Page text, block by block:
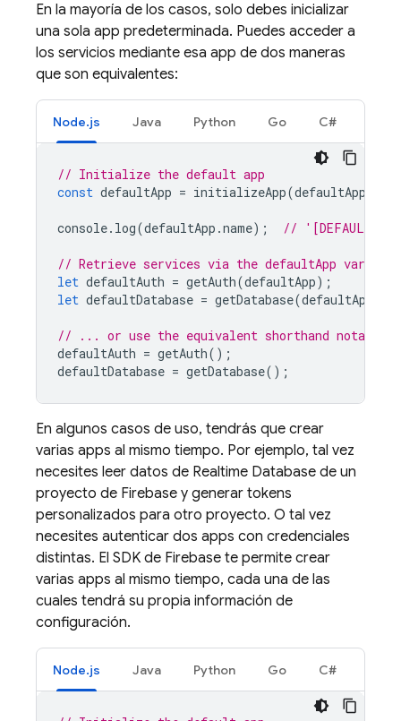
En la mayoría de los casos, solo debes inicializar
una sola app predeterminada. Puedes acceder a
los servicios mediante esa app de dos maneras
que son equivalentes:
Node.js Java Python Go C#
// Initialize the default app
const defaultApp = initializeApp(
console. log(defaultApp .name); // '[DEFAULT]'
// Retrieve services via the defaultApp
let defaultAuth = getAuth(defaultApp);
let defaultDatabase = getDatabase(defaultApp
// ... or use the equivalent shorthand notation
defaultAuth = getAuth();
defaultDatabase = getDatabase();
En algunos casos de uso, tendrás que crear
varias apps al mismo tiempo. Por ejemplo, tal vez
necesites leer datos de Realtime Database de un
proyecto de Firebase y generar tokens
personalizados para otro proyecto. O tal vez
necesites autenticar dos apps con credenciales
distintas. El SDK de Firebase te permite crear
varias apps al mismo tiempo, cada una de las
cuales tendrá su propia información de
configuración.
Node.js Java Python Go C#